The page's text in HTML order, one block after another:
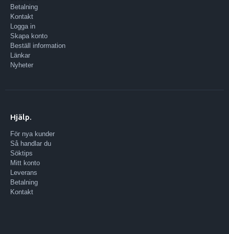
Betalning
Kontakt
Logga in
Skapa konto
Beställ information
Länkar
Nyheter
Hjälp.
För nya kunder
Så handlar du
Söktips
Mitt konto
Leverans
Betalning
Kontakt